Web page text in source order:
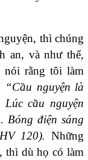
thì chúng
an, và như thế,
nói rằng tôi làm
“Cầu nguyện là
cầu nguyện
Bóng điện sáng
120). Những
thì dù họ có làm